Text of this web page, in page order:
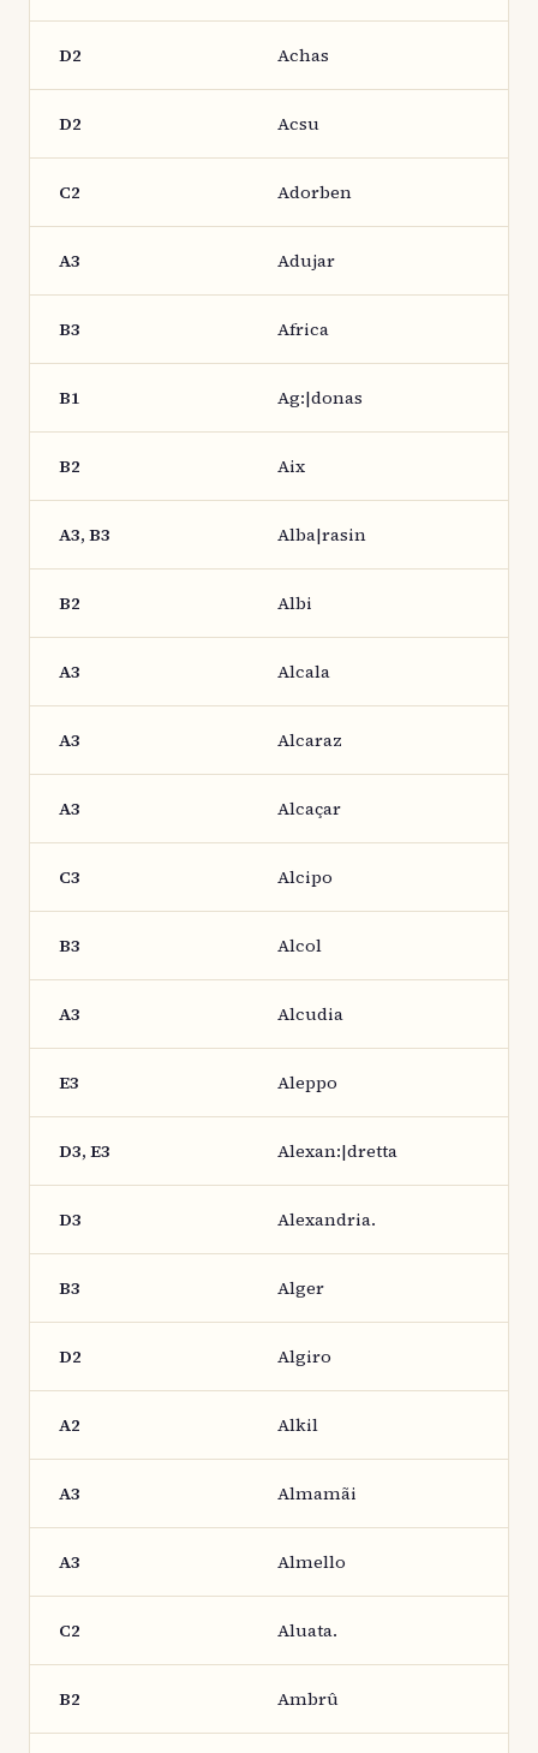
D2 Achas
D2 Acsu
C2 Adorben
A3 Adujar
B3 Africa
B1 Ag:|donas
B2 Aix
A3, B3 Alba|rasin
B2 Albi
A3 Alcala
A3 Alcaraz
A3 Alcaçar
C3 Alcipo
B3 Alcol
A3 Alcudia
E3 Aleppo
D3, E3 Alexan:|dretta
D3 Alexandria.
B3 Alger
D2 Algiro
A2 Alkil
A3 Almamãi
A3 Almello
C2 Aluata.
B2 Ambrû